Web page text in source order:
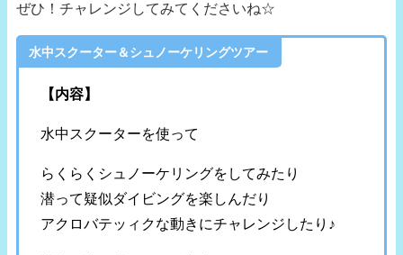
ぜひ！チャレンジしてみてくださいね☆
水中スクーター＆シュノーケリングツアー
【内容】
水中スクーターを使って
らくらくシュノーケリングをしてみたり
潜って疑似ダイビングを楽しんだり
アクロバテッィクな動きにチャレンジしたり♪